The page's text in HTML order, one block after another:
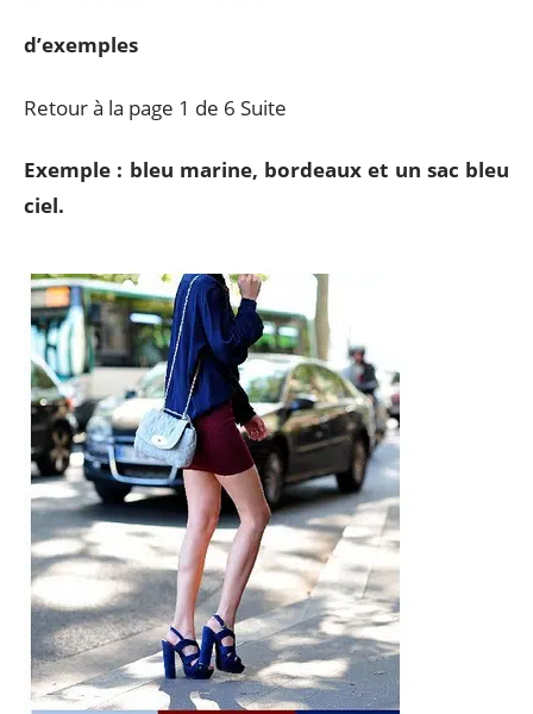
d’exemples
Retour à la page 1 de 6 Suite
Exemple : bleu marine, bordeaux et un sac bleu
ciel.